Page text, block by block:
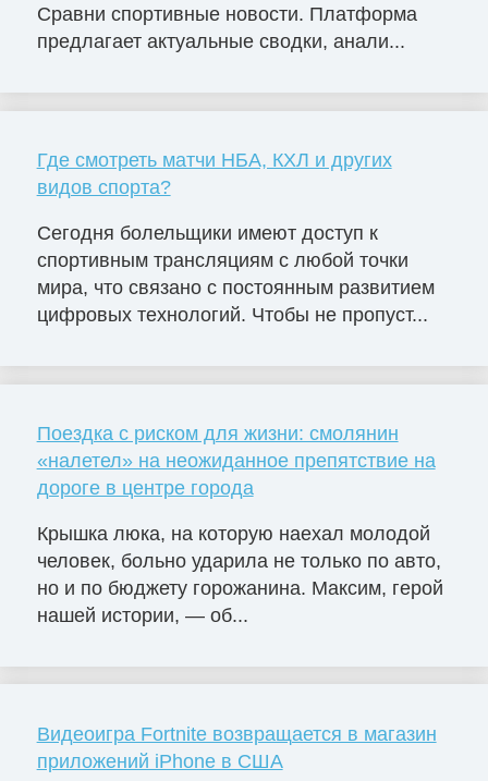
Сравни спортивные новости. Платформа
предлагает актуальные сводки, анали...
Где смотреть матчи НБА, КХЛ и других
видов спорта?
Сегодня болельщики имеют доступ к
спортивным трансляциям с любой точки
мира, что связано с постоянным развитием
цифровых технологий. Чтобы не пропуст...
Поездка с риском для жизни: смолянин
«налетел» на неожиданное препятствие на
дороге в центре города
Крышка люка, на которую наехал молодой
человек, больно ударила не только по авто,
но и по бюджету горожанина. Максим, герой
нашей истории, — об...
Видеоигра Fortnite возвращается в магазин
приложений iPhone в США